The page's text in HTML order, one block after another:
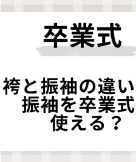
FURISODE
振袖